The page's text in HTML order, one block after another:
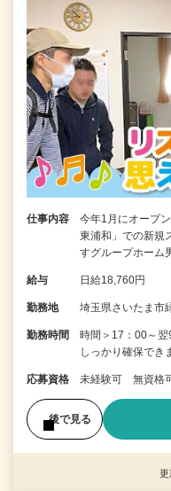
仕事内容
今年1月にオープ
東浦和」での新規
すグループホーム
給与 日給18,760円
勤務地 埼玉県さいたま市
勤務時間
時間＞17：00～
しっかり確保でき
応募資格 未経験可 無資格
後で見る